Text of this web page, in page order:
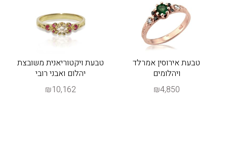
טבעת אירוסין אמרלד
ויהלומים
₪4,850
טבעת ויקטוריאנית משובצת
יהלום ואבני רובי
₪10,162